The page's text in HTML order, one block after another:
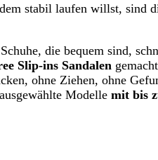
stabil laufen willst, sind
die bequem sind,
Slip-ins Sandalen
ohne Ziehen, ohne
Modelle mit bis